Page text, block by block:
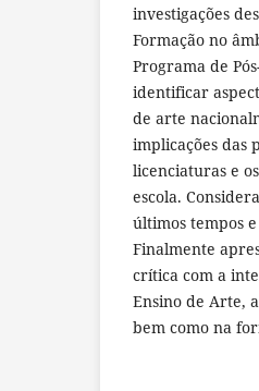
investigações
Formação no
Programa de
identificar
de arte
implicações das
licenciaturas e
escola.
últimos tempos
Finalmente
crítica com a
Ensino de Arte,
bem como na